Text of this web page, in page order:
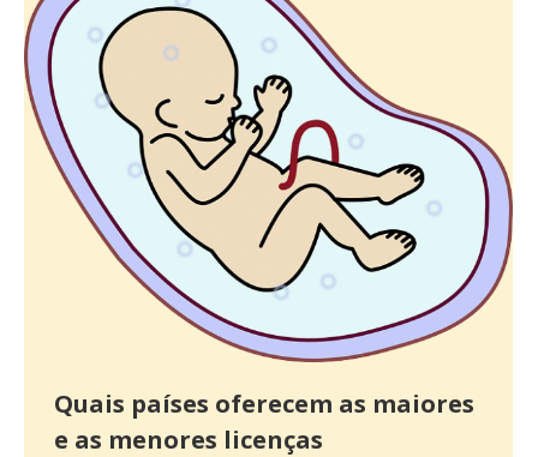
Quais países oferecem as maiores
e as menores licenças